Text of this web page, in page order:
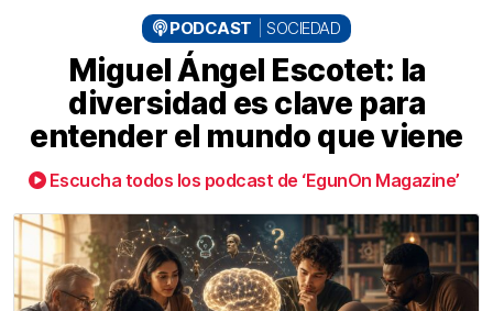
PODCAST SOCIEDAD
Miguel Ángel Escotet: la
diversidad es clave para
entender el mundo que viene
Escucha todos los podcast de ‘EgunOn Magazine’